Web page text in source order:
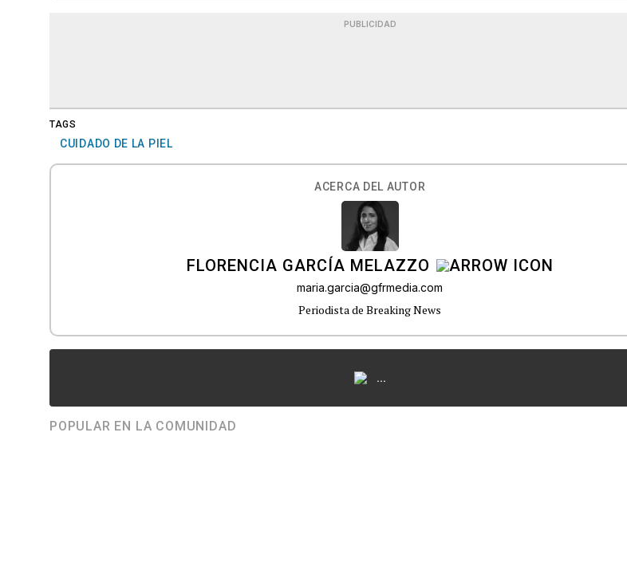
PUBLICIDAD
TAGS
CUIDADO DE LA PIEL
ACERCA DEL AUTOR
FLORENCIA GARCÍA MELAZZO
maria.garcia@gfrmedia.com
Periodista de Breaking News
...
POPULAR EN LA COMUNIDAD